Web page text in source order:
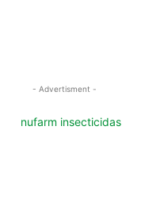
- Advertisment -